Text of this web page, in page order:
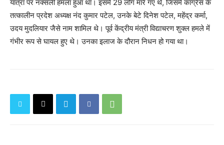
यात्रा पर नक्सली हमला हुआ था। इसमें 29 लोग मारे गए थे, जिसमें कांग्रेस के
तत्कालीन प्रदेश अध्यक्ष नंद कुमार पटेल, उनके बेटे दिनेश पटेल, महेंद्र कर्मा,
उदय मुदलियार जैसे नाम शामिल थे। पूर्व केंद्रीय मंत्री विद्याचरण शुक्ल हमले में
गंभीर रूप से घायल हुए थे। उनका इलाज के दौरान निधन हो गया था।